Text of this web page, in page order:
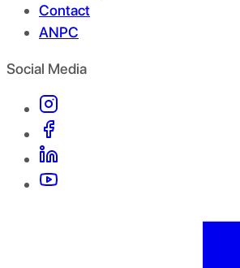
Contact
ANPC
Social Media